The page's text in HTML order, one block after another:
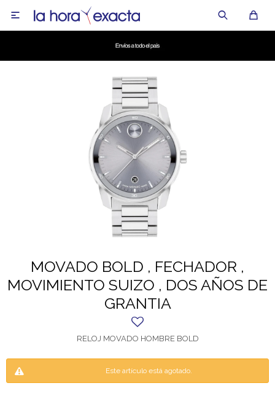

MOVADO BOLD , FECHADOR ,
MOVIMIENTO SUIZO , DOS AÑOS DE
GRANTIA
RELOJ MOVADO HOMBRE BOLD
Este artículo está agotado.